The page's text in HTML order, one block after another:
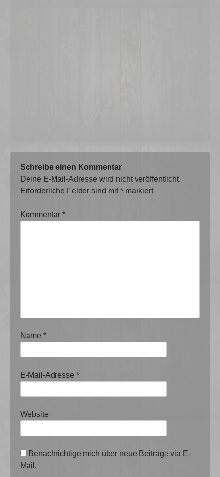
Schreibe einen Kommentar
Deine E-Mail-Adresse wird nicht veröffentlicht.
Erforderliche Felder sind mit* markiert
Kommentar*
Name*
E-Mail-Adresse*
Website
Benachrichtige mich über neue Beiträge via E-
Mail.